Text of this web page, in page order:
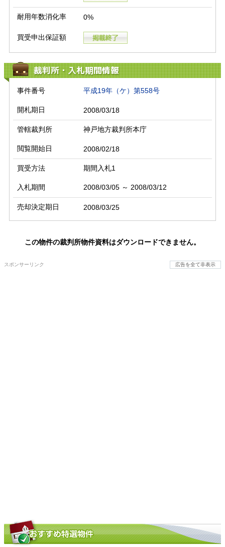
耐用年数消化率 0%
買受申出保証額
裁判所・入札期間情報
事件番号 平成19年（ケ）第558号
開札期日 2008/03/18
管轄裁判所 神戸地方裁判所本庁
閲覧開始日 2008/02/18
買受方法 期間入札1
入札期間 2008/03/05 ～ 2008/03/12
売却決定期日 2008/03/25
この物件の裁判所物件資料はダウンロードできません。
スポンサーリンク 広告を全て非表示